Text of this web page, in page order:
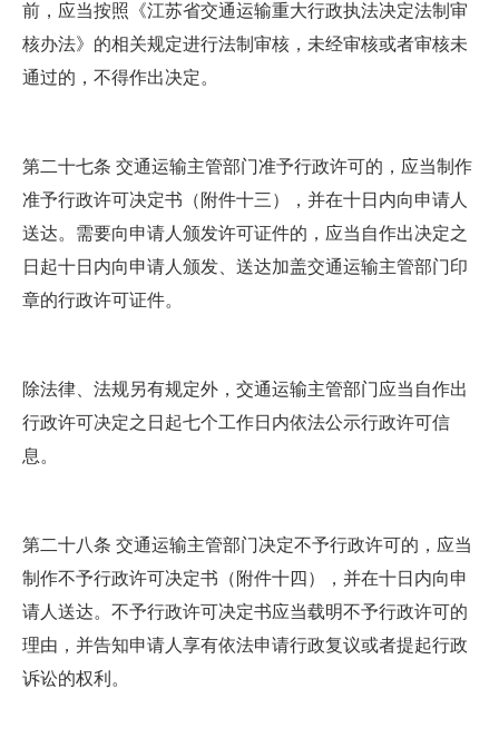
前，应当按照《江苏省交通运输重大行政执法决定法制审
核办法》的相关规定进行法制审核，未经审核或者审核未
通过的，不得作出决定。
第二十七条 交通运输主管部门准予行政许可的，应当制作
准予行政许可决定书（附件十三），并在十日内向申请人
送达。需要向申请人颁发许可证件的，应当自作出决定之
日起十日内向申请人颁发、送达加盖交通运输主管部门印
章的行政许可证件。
除法律、法规另有规定外，交通运输主管部门应当自作出
行政许可决定之日起七个工作日内依法公示行政许可信
息。
第二十八条 交通运输主管部门决定不予行政许可的，应当
制作不予行政许可决定书（附件十四），并在十日内向申
请人送达。不予行政许可决定书应当载明不予行政许可的
理由，并告知申请人享有依法申请行政复议或者提起行政
诉讼的权利。